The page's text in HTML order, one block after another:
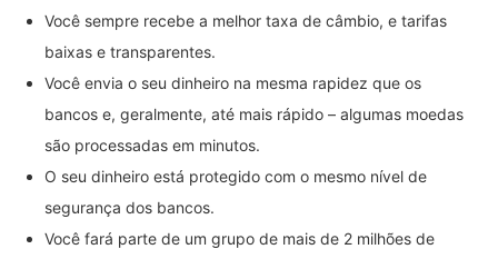
Você sempre recebe a melhor taxa de câmbio, e tarifas
baixas e transparentes.
Você envia o seu dinheiro na mesma rapidez que os
bancos e, geralmente, até mais rápido – algumas moedas
são processadas em minutos.
O seu dinheiro está protegido com o mesmo nível de
segurança dos bancos.
Você fará parte de um grupo de mais de 2 milhões de